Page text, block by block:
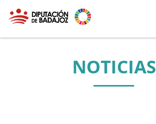
NOTICIAS